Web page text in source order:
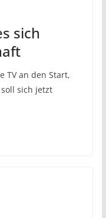
sich
TV an den Start,
sich jetzt